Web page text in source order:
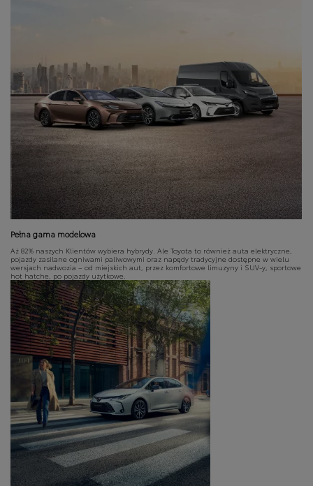
Pełna gama modelowa
Aż 82% naszych Klientów wybiera hybrydy. Ale Toyota to również auta elektryczne,
pojazdy zasilane ogniwami paliwowymi oraz napędy tradycyjne dostępne w wielu
wersjach nadwozia – od miejskich aut, przez komfortowe limuzyny i SUV-y, sportowe
hot hatche, po pojazdy użytkowe.